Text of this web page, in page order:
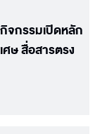
จกรรมเปิดหลัก
ษ สื่อสารตรง